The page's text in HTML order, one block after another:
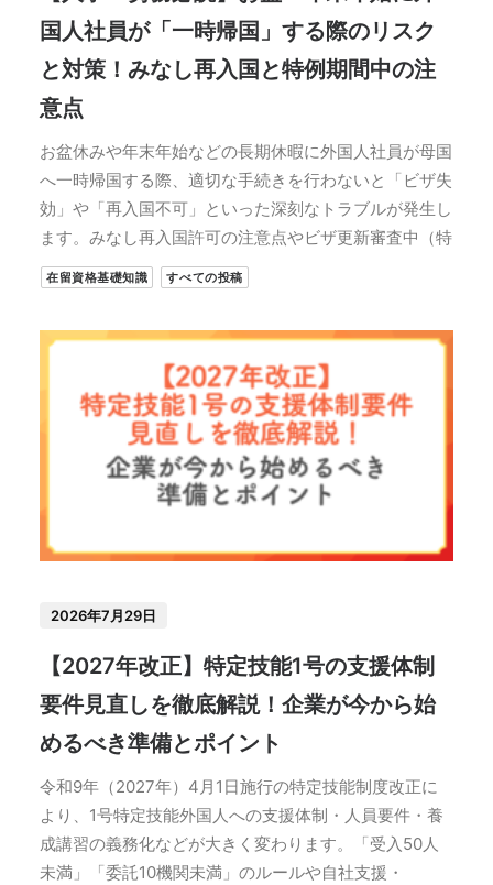
国人社員が「一時帰国」する際のリスク
と対策！みなし再入国と特例期間中の注
意点
お盆休みや年末年始などの長期休暇に外国人社員が母国
へ一時帰国する際、適切な手続きを行わないと「ビザ失
効」や「再入国不可」といった深刻なトラブルが発生し
ます。みなし再入国許可の注意点やビザ更新審査中（特
在留資格基礎知識 すべての投稿
2026年7月29日
【2027年改正】特定技能1号の支援体制
要件見直しを徹底解説！企業が今から始
めるべき準備とポイント
令和9年（2027年）4月1日施行の特定技能制度改正に
より、1号特定技能外国人への支援体制・人員要件・養
成講習の義務化などが大きく変わります。「受入50人
未満」「委託10機関未満」のルールや自社支援・